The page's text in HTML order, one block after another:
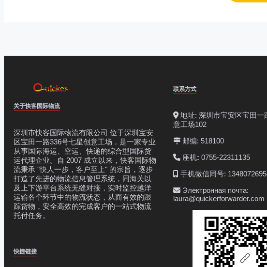
关于快客国际物流
深圳市快客国际物流有限公司 位于深圳宝安
区宝田一路336号七星创意工场，是一家专业
从事国际海运、空运、快递的综合型国际货
运代理企业。自 2007 成立以来，快客国际物
流秉承 "快人一步，客户至上" 的宗旨，逐步
打造了先进的物流信息管理系统，同海关以
及上下游平台系统无缝对接，实时监控越洋
运输各个环节中的物流状态，从而有效的跟
踪货物，安全高效的完成客户的一站式物流
托付任务。
快捷链接
联系方式
地址: 深圳市宝安区宝田一
意工场102
邮编: 518100
座机: 0755-22311135
手机微信同号:
Электронная почта:
laura@quickerforwarder.com